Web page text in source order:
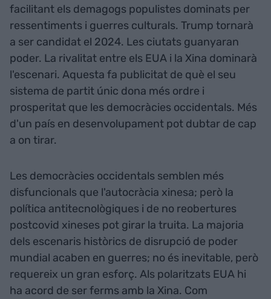
facilitant els demagogs populistes dominats per
ressentiments i guerres culturals. Trump tornarà
a ser candidat el 2024. Les ciutats guanyaran
poder. La rivalitat entre els EUA i la Xina dominarà
l'escenari. Aquesta fa publicitat de què el seu
sistema de partit únic dona més ordre i
prosperitat que les democràcies occidentals. Més
d'un país en desenvolupament pot dubtar de cap
a on tirar.
Les democràcies occidentals semblen més
disfuncionals que l'autocràcia xinesa; però la
política antitecnològiques i de no reobertures
postcovid xineses pot girar la truita. La majoria
dels escenaris històrics de disrupció de poder
mundial acaben en guerres; no és inevitable, però
requereix un gran esforç. Als polaritzats EUA hi
ha acord de ser ferms amb la Xina. Com